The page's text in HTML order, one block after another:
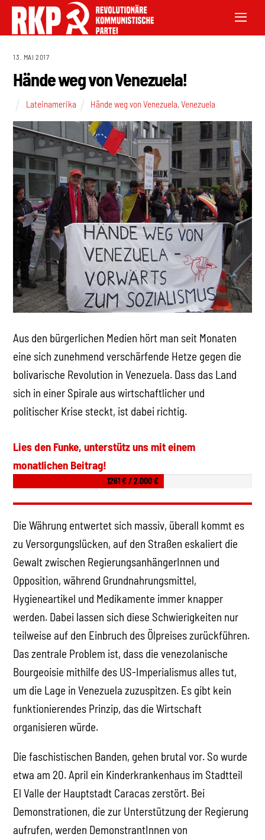
13. MAI 2017
Hände weg von Venezuela!
Lateinamerika Hände weg von Venezuela,Venezuela
Aus den bürgerlichen Medien hört man seit Monaten
eine sich zunehmend verschärfende Hetze gegen die
bolivarische Revolution in Venezuela. Dass das Land
sich in einer Spirale aus wirtschaftlicher und
politischer Krise steckt, ist dabei richtig.
Lies den Funke, unterstütz uns mit einem
monatlichen Beitrag!
1261 € / 2.000 €
Die Währung entwertet sich massiv, überall kommt es
zu Versorgungslücken, auf den Straßen eskaliert die
Gewalt zwischen RegierungsanhängerInnen und
Opposition, während Grundnahrungsmittel,
Hygieneartikel und Medikamente immer knapper
werden. Dabei lassen sich diese Schwierigkeiten nur
teilweise auf den Einbruch des Ölpreises zurückführen.
Das zentrale Problem ist, dass die venezolanische
Bourgeoisie mithilfe des US-Imperialismus alles tut,
um die Lage in Venezuela zuzuspitzen. Es gibt kein
funktionierendes Prinzip, das die Wirtschaft
organisieren würde.
Die faschistischen Banden, gehen brutal vor. So wurde
etwa am 20. April ein Kinderkrankenhaus im Stadtteil
El Valle der Hauptstadt Caracas zerstört. Bei
Demonstrationen, die zur Unterstützung der Regierung
aufrufen, werden DemonstrantInnen von